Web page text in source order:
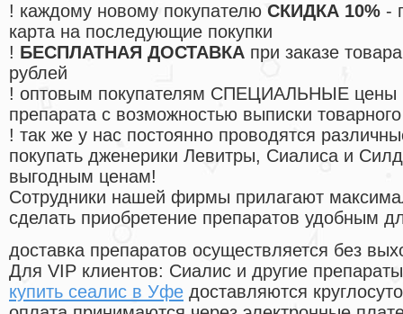
! каждому новому покупателю СКИДКА 10% -
карта на последующие покупки
! БЕСПЛАТНАЯ ДОСТАВКА при заказе
рублей
! оптовым покупателям СПЕЦИАЛЬНЫЕ цены
препарата с возможностью выписки
! так же у нас постоянно проводятся
покупать дженерики Левитры, Сиалиса и
выгодным ценам!
Cотрудники нашей фирмы прилагают
сделать приобретение препаратов удобным
доставка препаратов осуществляется без
Для VIP клиентов: Сиалис и другие
купить сеалис в Уфе доставляются